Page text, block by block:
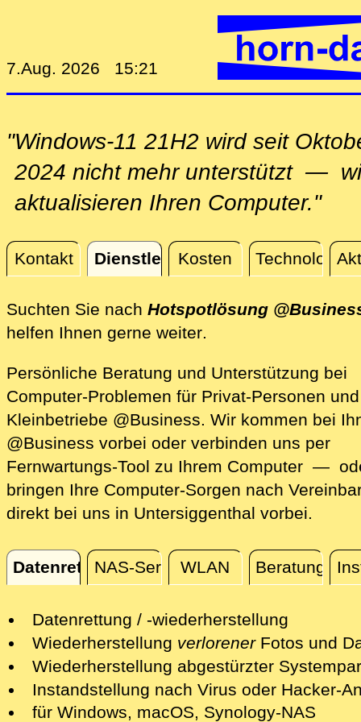
7.Aug. 2026 15:21
"Windows-11 21H2 wird seit
2024 nicht mehr unterstützt —
aktualisieren Ihren Computer."
Kontakt Dienstleistungen
Kosten Technologie
Dienstleistungen
Suchten Sie nach Hotspotlösung
helfen Ihnen gerne weiterdirekt vor Ort
.
Persönliche Beratung und Unterstützung bei
Computer-Problemen für Privat-Personen und
Kleinbetriebe @Business. Wir kommen bei
@Business vorbei oder verbinden uns per
Fernwartungs-Tool zu Ihrem Computer —
bringen Ihre Computer-Sorgen nach
direkt bei uns in Untersiggenthal vorbei.
DatenrettungNAS-ServerWLAN Beratung
Datenrettung
Datenrettung / -wiederherstellung
Wir retten Ihre verlorenen Daten mit
professionellen Mitteln.
Nach einer ersten kostenfreien
Schadens unterbreiten wir Ihnen ein
Wiederherstellung verlorenerFotos und
Nach einer erfolgreichen Datenrettung
wir Ihre Fotos und andere Dateien auf
neuen Datenträger bereit.
Wiederherstellung abgestürzter
Wir retten Systempartitionen und
System wieder bootfähig - soweit
Instandstellung nach Virus oder Hacker-
Wir isolieren die Gefahren und
für Windows, macOS, Synology-NAS